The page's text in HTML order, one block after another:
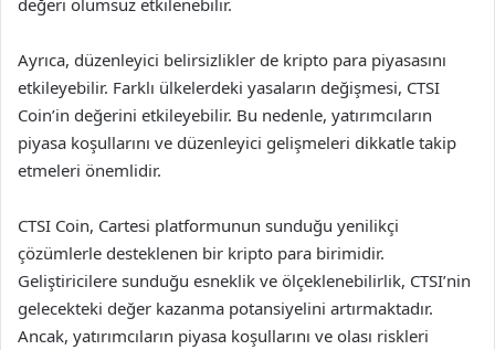
Ayrıca, düzenleyici belirsizlikler de kripto para piyasasını
etkileyebilir. Farklı ülkelerdeki yasaların değişmesi, CTSI
Coin’in değerini etkileyebilir. Bu nedenle, yatırımcıların
piyasa koşullarını ve düzenleyici gelişmeleri dikkatle takip
etmeleri önemlidir.
CTSI Coin, Cartesi platformunun sunduğu yenilikçi
çözümlerle desteklenen bir kripto para birimidir.
Geliştiricilere sunduğu esneklik ve ölçeklenebilirlik, CTSI’nin
gelecekteki değer kazanma potansiyelini artırmaktadır.
Ancak, yatırımcıların piyasa koşullarını ve olası riskleri